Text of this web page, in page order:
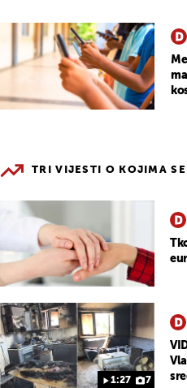
TRI VIJESTI O KOJIMA SE
1:27 7